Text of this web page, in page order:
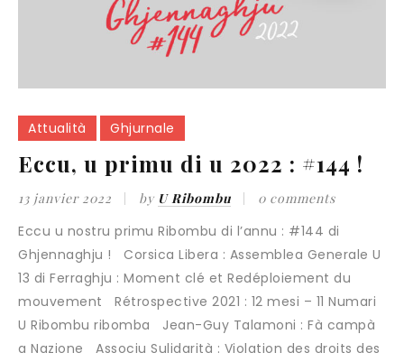
Attualità Ghjurnale
Eccu, u primu di u 2022 : #144 !
13 janvier 2022 by U Ribombu 0 comments
Eccu u nostru primu Ribombu di l’annu : #144 di
Ghjennaghju ! Corsica Libera : Assemblea Generale U
13 di Ferraghju : Moment clé et Redéploiement du
mouvement Rétrospective 2021 : 12 mesi – 11 Numari
U Ribombu ribomba Jean-Guy Talamoni : Fà campà
a Nazione Associu Sulidarità : Violation des droits des